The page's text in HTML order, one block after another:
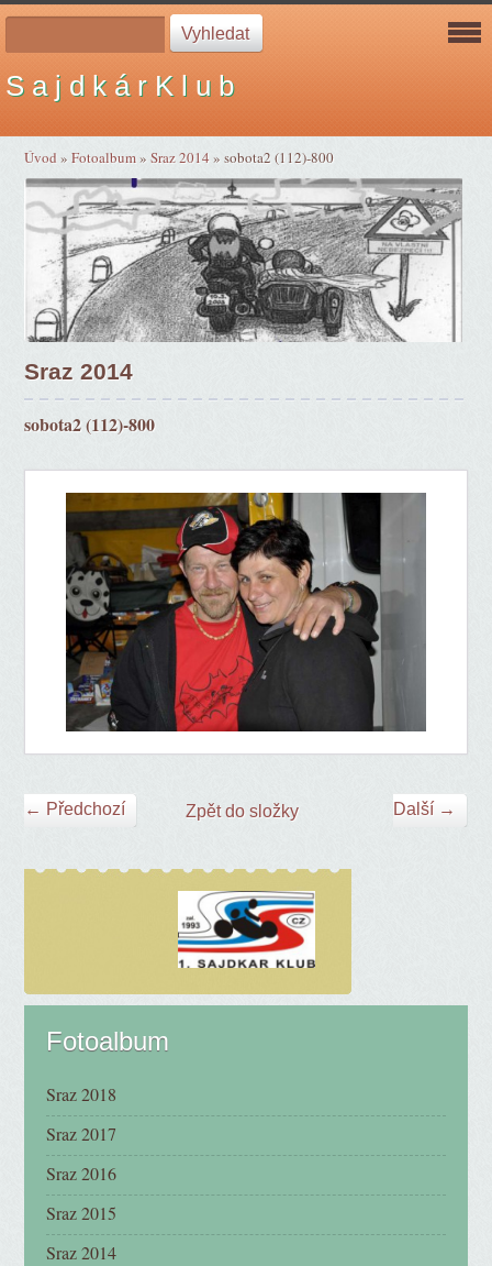
S a j d k á r K l u b
Úvod »Fotoalbum»Sraz 2014»sobota2 (112)-800
Sraz 2014
sobota2 (112)-800
← Předchozí Další →
Zpět do složky
Fotoalbum
Sraz 2018
Sraz 2017
Sraz 2016
Sraz 2015
Sraz 2014